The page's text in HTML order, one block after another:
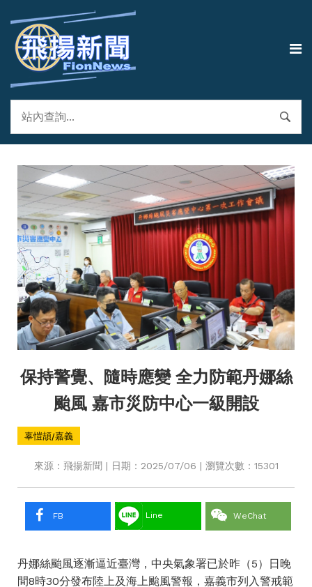
保持警覺、隨時應變 全力防範丹娜絲
颱風 嘉市災防中心一級開設
辜愷頡/嘉義
來源：飛揚新聞 | 日期：2025/07/06 | 瀏覽次數：15301
FB Line WeChat
丹娜絲颱風逐漸逼近臺灣，中央氣象署已於昨（5）日晚
間8時30分發布陸上及海上颱風警報，嘉義市列入警戒範